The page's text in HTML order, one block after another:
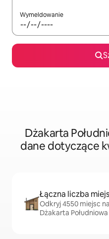
Wymeldowanie
Dżakarta
dane dotyczące
Łączna liczba
Odkryj 4550 miejsc
Dżakarta Południowa